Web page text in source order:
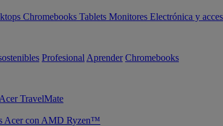
Chromebooks Tablets Monitores Electrónica y
Profesional Aprender Chromebooks
Acer TravelMate
Acer con AMD Ryzen™